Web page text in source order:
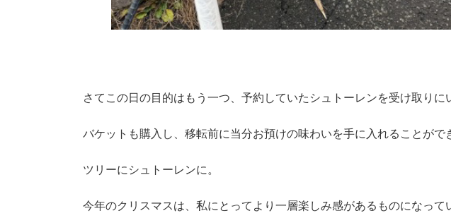
さてこの日の目的はもう一つ、予約していたシュトーレンを受け取りに
バケットも購入し、移転前に当分お預けの味わいを手に入れることがで
ツリーにシュトーレンに。
今年のクリスマスは、私にとってより一層楽しみ感があるものになって